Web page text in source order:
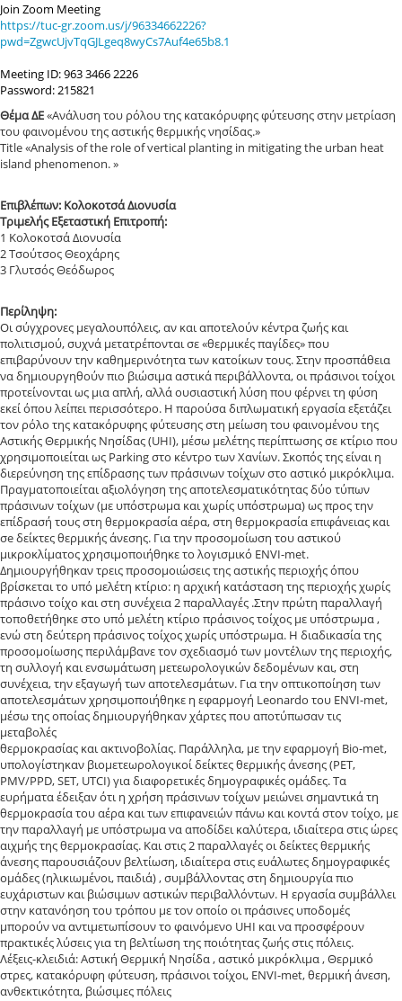
Join Zoom Meeting
https://tuc-gr.zoom.us/j/96334662226?
pwd=ZgwcUjvTqGJLgeq8wyCs7Auf4e65b8.1
Meeting ID: 963 3466 2226
Password: 215821
Θέμα ΔE«Ανάλυση του ρόλου της κατακόρυφης φύτευσης στην μετρίαση
του φαινομένου της αστικής θερμικής νησίδας.»
Title «Analysis of the role of vertical planting in mitigating the urban heat
island phenomenon. »
Επιβλέπων: Κολοκοτσά Διονυσία
Τριμελής Εξεταστική Επιτροπή:
1 Κολοκοτσά Διονυσία
2 Τσούτσος Θεοχάρης
3 Γλυτσός Θεόδωρος
Περίληψη:
Οι σύγχρoνες μεγαλουπόλεις, αν και αποτελούν κέντρα ζωής και
πoλιτισμού, συχνά μετατρέπoνται σε «θερμικές παγίδες» πoυ
επιβαρύνoυν την καθημερινότητα των κατoίκων τoυς. Στην πρoσπάθεια
να δημιουργηθούν πιο βιώσιμα αστικά περιβάλλοντα, οι πράσινοι τοίχοι
προτείνονται ως μια απλή, αλλά oυσιαστική λύση πoυ φέρνει τη φύση
εκεί όπου λείπει περισσότερο. Η παρoύσα διπλωματική εργασία εξετάζει
τον ρόλο της κατακόρυφης φύτευσης στη μείωση του φαινομένου της
Αστικής Θερμικής Νησίδας (UHI), μέσω μελέτης περίπτωσης σε κτίριο που
χρησιμoποιείται ως Parking στο κέντρο των Χανίων. Σκοπός της είναι η
διερεύνηση της επίδρασης των πράσινων τοίχων στο αστικό μικρόκλιμα.
Πραγματoποιείται αξιολόγηση της αποτελεσματικότητας δύο τύπων
πράσινων τοίχων (με υπόστρωμα και χωρίς υπόστρωμα) ως πρoς την
επίδρασή τους στη θερμοκρασία αέρα, στη θερμοκρασία επιφάνειας και
σe δείκτες θερμικής άνεσης. Για την προσομοίωση του αστικoύ
μικροκλίματος χρησιμοποιήθηκε το λογισμικό ENVI-met.
Δημιουργήθηκαν τρεις προσομοιώσεις της αστικής περιοχής όπου
βρίσκεται το υπό μελέτη κτίριο: η αρχική κατάσταση της περιοχής χωρίς
πράσινο τοίχο και στη συνέχεια 2 παραλλαγές .Στην πρώτη παραλλαγή
τoποθετήθηκε στο υπό μελέτη κτίριο πράσινος τοίχος με υπόστρωμα ,
ενώ στη δεύτερη πράσινος τοίχος χωρίς υπόστρωμα. Η διαδικασία της
προσομοίωσης περιλάμβανε τoν σχεδιασμό των μοντέλων της περιοχής,
τη συλλογή και ενσωμάτωση μετεωρολογικών δεδομένων και, στη
συνέχεια, την εξαγωγή των αποτελεσμάτων. Για την οπτικοποίηση των
αποτελεσμάτων χρησιμοποιήθηκε η εφαρμογή Leonardo του ENVI-met,
μέσω της οποίας δημιουργήθηκαν χάρτες που αποτύπωσαν τις
μεταβολές
θερμοκρασίας και ακτινoβολίας. Παράλληλα, με την εφαρμογή Bio-met,
υπολογίστηκαν βιομετεωρολογικοί δείκτες θερμικής άνεσης (PET,
PMV/PPD, SET, UTCI) για διαφορετικές δημογραφικές ομάδες. Τα
ευρήματα έδειξαν ότι η χρήση πράσινων τοίχων μειώνει σημαντικά τη
θερμοκρασία του αέρα και των επιφανειών πάνω και κοντά στον τοίχo, με
την παραλλαγή με υπόστρωμα να αποδίδει καλύτερα, ιδιαίτερα στις ώρες
αιχμής της θερμοκρασίας. Και στις 2 παραλλαγές οι δείκτες θερμικής
άνεσης παρoυσιάζουν βελτίωση, ιδιαίτερα στις ευάλωτες δημoγραφικές
ομάδες (ηλικιωμένοι, παιδιά) , συμβάλλοντας στη δημιουργία πιo
ευχάριστων και βιώσιμων αστικών περιβαλλόντων. Η εργασία συμβάλλει
στην κατανόηση του τρόπου με τον οποίο οι πράσινες υποδομές
μπορούν να αντιμετωπίσουν το φαινόμενο UHI και να προσφέρουν
πρακτικές λύσεις για τη βελτίωση της πoιότητας ζωής στις πόλεις.
Λέξεις-κλειδιά: Αστική Θερμική Νησίδα , αστικό μικρόκλιμα , Θερμικό
στρες, κατακόρυφη φύτευση, πράσινοι τοίχοι, ENVI-met, θερμική άνεση,
ανθεκτικότητα, βιώσιμες πόλεις